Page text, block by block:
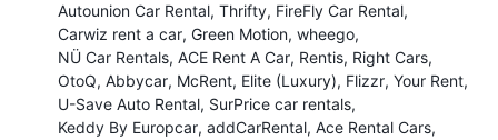
Autounion Car Rental Thrifty FireFly Car Rental
Carwiz rent a car Green Motion wheego
NÜ Car Rentals ACE Rent A Car Rentis Right Cars
OtoQ Abbycar McRent Elite (Luxury) Flizzr Your Rent
U-Save Auto Rental SurPrice car rentals
Keddy By Europcar addCarRental Ace Rental Cars